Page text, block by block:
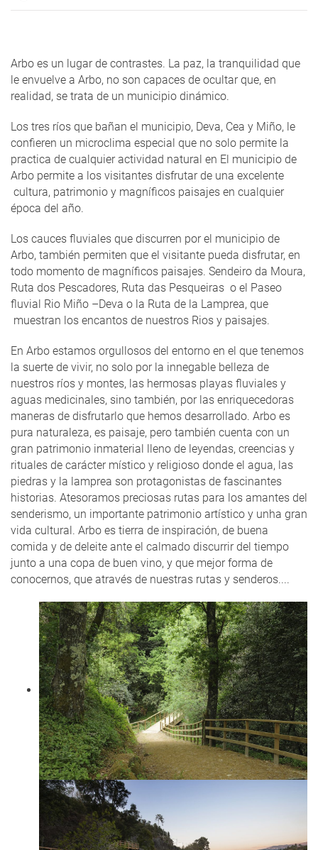
Arbo es un lugar de contrastes. La paz, la tranquilidad que
le envuelve a Arbo, no son capaces de ocultar que, en
realidad, se trata de un municipio dinámico.
Los tres ríos que bañan el municipio, Deva, Cea y Miño, le
confieren un microclima especial que no solo permite la
practica de cualquier actividad natural en El municipio de
Arbo permite a los visitantes disfrutar de una excelente
cultura, patrimonio y magníficos paisajes en cualquier
época del año.
Los cauces fluviales que discurren por el municipio de
Arbo, también permiten que el visitante pueda disfrutar, en
todo momento de magníficos paisajes. Sendeiro da Moura,
Ruta dos Pescadores, Ruta das Pesqueiras o el Paseo
fluvial Rio Miño –Deva o la Ruta de la Lamprea, que
muestran los encantos de nuestros Rios y paisajes.
En Arbo estamos orgullosos del entorno en el que tenemos
la suerte de vivir, no solo por la innegable belleza de
nuestros ríos y montes, las hermosas playas fluviales y
aguas medicinales, sino también, por las enriquecedoras
maneras de disfrutarlo que hemos desarrollado. Arbo es
pura naturaleza, es paisaje, pero también cuenta con un
gran patrimonio inmaterial lleno de leyendas, creencias y
rituales de carácter místico y religioso donde el agua, las
piedras y la lamprea son protagonistas de fascinantes
historias. Atesoramos preciosas rutas para los amantes del
senderismo, un importante patrimonio artístico y unha gran
vida cultural. Arbo es tierra de inspiración, de buena
comida y de deleite ante el calmado discurrir del tiempo
junto a una copa de buen vino, y que mejor forma de
conocernos, que através de nuestras rutas y senderos....